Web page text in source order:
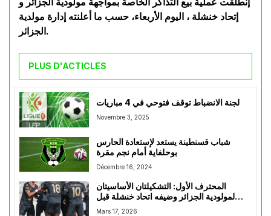
إتحاد خنشلة ، اليوم الأربعاء، حسب ما أعلنته إدارة مولدية
الجزائر.
PLUS D'ACTICLES
لجنة الانضباط توقف فتوحي في 4 مباريات
Novembre 3, 2025
شباب قسنطينة يستعد لإستعادة الحارس
بوحلفاية أمام نجم مقرة
Décembre 16, 2024
المحترف الأول: التشكيلتان الأساسيتان
لمولودية الجزائر وضيفه اتحاد خنشلة قبل
المواجهة المرتقبة
Mars 17, 2026